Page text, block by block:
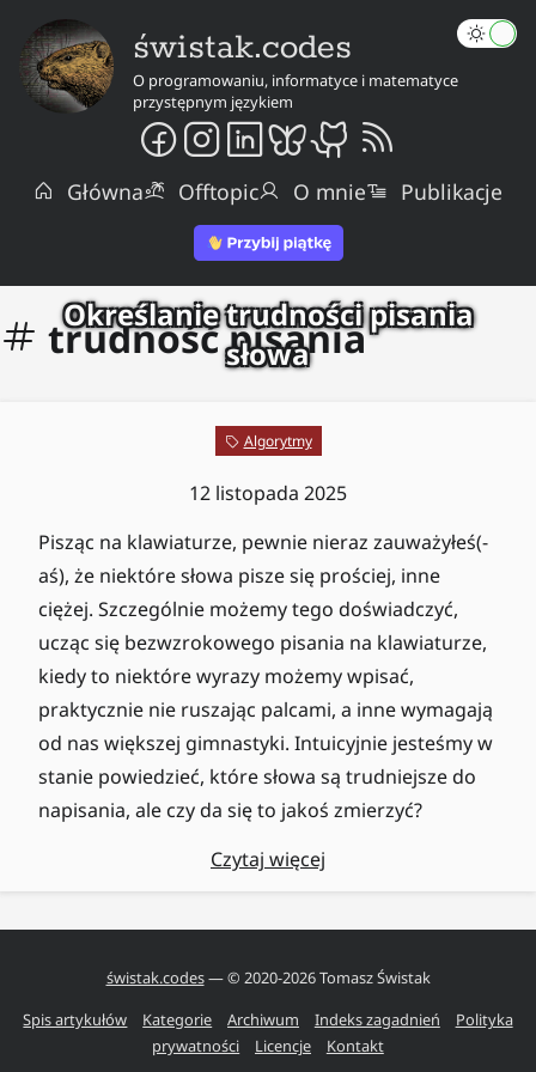
świstak.codes
O programowaniu, informatyce i matematyce
przystępnym językiem
Główna Offtopic O mnie Publikacje
trudność pisania
Określanie trudności pisania
słowa
Algorytmy
12 listopada 2025
Pisząc na klawiaturze, pewnie nieraz zauważyłeś(-
aś), że niektóre słowa pisze się prościej, inne
ciężej. Szczególnie możemy tego doświadczyć,
ucząc się bezwzrokowego pisania na klawiaturze,
kiedy to niektóre wyrazy możemy wpisać,
praktycznie nie ruszając palcami, a inne wymagają
od nas większej gimnastyki. Intuicyjnie jesteśmy w
stanie powiedzieć, które słowa są trudniejsze do
napisania, ale czy da się to jakoś zmierzyć?
Czytaj więcej
świstak.codes— © 2020-2026Tomasz Świstak
Spis artykułów
Kategorie Archiwum Indeks zagadnień
Polityka
prywatności
Licencje Kontakt